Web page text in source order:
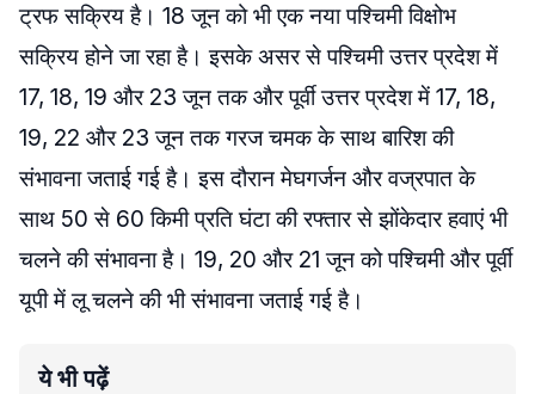
ट्रफ सक्रिय है। 18 जून को भी एक नया पश्चिमी विक्षोभ
सक्रिय होने जा रहा है। इसके असर से पश्चिमी उत्तर प्रदेश में
17, 18, 19 और 23 जून तक और पूर्वी उत्तर प्रदेश में 17, 18,
19, 22 और 23 जून तक गरज चमक के साथ बारिश की
संभावना जताई गई है। इस दौरान मेघगर्जन और वज्रपात के
साथ 50 से 60 किमी प्रति घंटा की रफ्तार से झोंकेदार हवाएं भी
चलने की संभावना है। 19, 20 और 21 जून को पश्चिमी और पूर्वी
यूपी में लू चलने की भी संभावना जताई गई है।
ये भी पढ़ें